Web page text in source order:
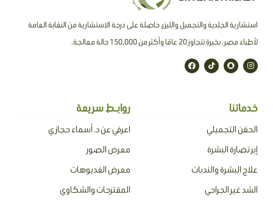
استشارية الجلدية والتجميل والليزر، حاصلة على درجة الاستشارية من النقابة العامة
لأطباء مصر ، بخبرة تتجاوز 20 عامًا وأكثر من 150,000 حالة معالجة.
I
n
s
a
S
n
a
a
t
T
i
k
F
a
c
خدماتنا
الحقن التجميلي
إبر نضارة البشرة
علاج البشرة والندبات
الشد غير الجراحي
روابـط سريعة
اعرفي عن د. أسماء حجازي
معرض الصور
معرض الفديوهات
المقترحات والشكاوي